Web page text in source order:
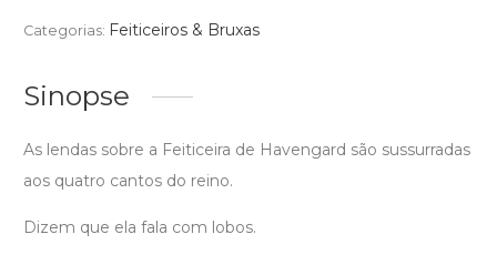
Categorias: Feiticeiros & Bruxas
Sinopse
As lendas sobre a Feiticeira de Havengard são sussurradas
aos quatro cantos do reino.
Dizem que ela fala com lobos.